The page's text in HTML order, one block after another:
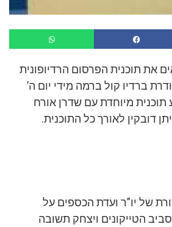
את תוכנית הפרסום הרדיופונית
ברדיו קול ברמה מידי יום ה’
והשבוע תוכנית מיוחדת עם שדרן אורח
דובקין לאורך כל התוכנית.
של יו”ר ועדת הכספים על
הטייקונים ויצחק תשובה